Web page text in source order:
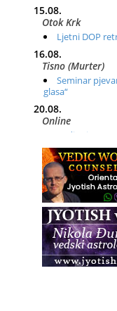
15.08.
Otok Krk
Ljetni DOP
16.08.
Tisno (Murter)
Seminar
glasa“
20.08.
Online
Radionica:
otvoreno za sve
21.08.
Zagreb+Online
Osnovni
22.08.
Zagreb
Osnovna
Pranic Healing
Pula